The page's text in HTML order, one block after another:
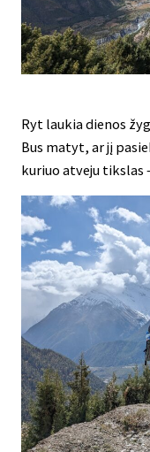
Ryt laukia dienos
Bus matyt, ar jį
kuriuo atveju tikslas